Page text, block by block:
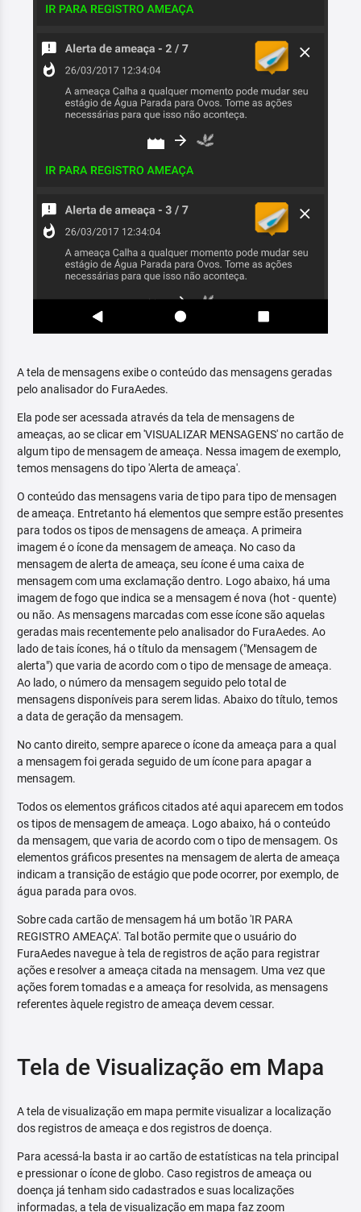
A tela de mensagens exibe o conteúdo das mensagens geradas
pelo analisador do FuraAedes.
Ela pode ser acessada através da tela de mensagens de
ameaças, ao se clicar em 'VISUALIZAR MENSAGENS' no cartão de
algum tipo de mensagem de ameaça. Nessa imagem de exemplo,
temos mensagens do tipo 'Alerta de ameaça'.
O conteúdo das mensagens varia de tipo para tipo de mensagen
de ameaça. Entretanto há elementos que sempre estão presentes
para todos os tipos de mensagens de ameaça. A primeira
imagem é o ícone da mensagem de ameaça. No caso da
mensagem de alerta de ameaça, seu ícone é uma caixa de
mensagem com uma exclamação dentro. Logo abaixo, há uma
imagem de fogo que indica se a mensagem é nova (hot - quente)
ou não. As mensagens marcadas com esse ícone são aquelas
geradas mais recentemente pelo analisador do FuraAedes. Ao
lado de tais ícones, há o título da mensagem ("Mensagem de
alerta") que varia de acordo com o tipo de mensage de ameaça.
Ao lado, o número da mensagem seguido pelo total de
mensagens disponíveis para serem lidas. Abaixo do título, temos
a data de geração da mensagem.
No canto direito, sempre aparece o ícone da ameaça para a qual
a mensagem foi gerada seguido de um ícone para apagar a
mensagem.
Todos os elementos gráficos citados até aqui aparecem em todos
os tipos de mensagem de ameaça. Logo abaixo, há o conteúdo
da mensagem, que varia de acordo com o tipo de mensagem. Os
elementos gráficos presentes na mensagem de alerta de ameaça
indicam a transição de estágio que pode ocorrer, por exemplo, de
água parada para ovos.
Sobre cada cartão de mensagem há um botão 'IR PARA
REGISTRO AMEAÇA'. Tal botão permite que o usuário do
FuraAedes navegue à tela de registros de ação para registrar
ações e resolver a ameaça citada na mensagem. Uma vez que
ações forem tomadas e a ameaça for resolvida, as mensagens
referentes àquele registro de ameaça devem cessar.
Tela de Visualização em Mapa
A tela de visualização em mapa permite visualizar a localização
dos registros de ameaça e dos registros de doença.
Para acessá-la basta ir ao cartão de estatísticas na tela principal
e pressionar o ícone de globo. Caso registros de ameaça ou
doença já tenham sido cadastrados e suas localizações
informadas, a tela de visualização em mapa faz zoom